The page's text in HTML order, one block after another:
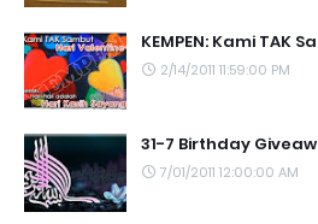
KEMPEN: Kami TAK
2/14/2011 11:59:00 PM
31-7 Birthday
7/01/2011 12:00:00 AM